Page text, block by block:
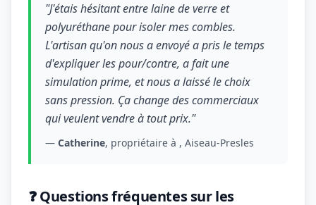
"J'étais hésitant entre laine de verre et
polyuréthane pour isoler mes combles.
L'artisan qu'on nous a envoyé a pris le temps
d'expliquer les pour/contre, a fait une
simulation prime, et nous a laissé le choix
sans pression. Ça change des commerciaux
qui veulent vendre à tout prix."
— Catherine, propriétaire à , Aiseau-Presles
❓ Questions fréquentes sur les